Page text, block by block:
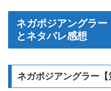
ネガポジアングラ
とネタバレ感想
ネガポジアングラー